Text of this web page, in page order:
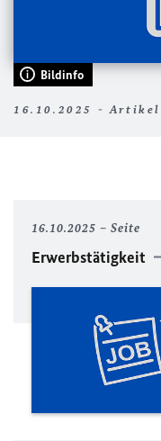
Bildinfo
16.10.2025 - Artikel
16.10.2025 Seite
Erwerbstätigkeit